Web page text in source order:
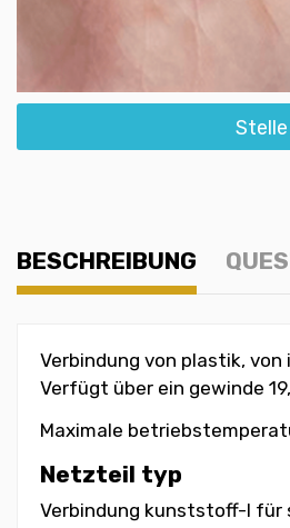
BESCHREIBUNG
Verbindung von plastik,
Verfügt über ein gewinde
Maximale
Netzteil typ
Verbindung kunststoff-I für